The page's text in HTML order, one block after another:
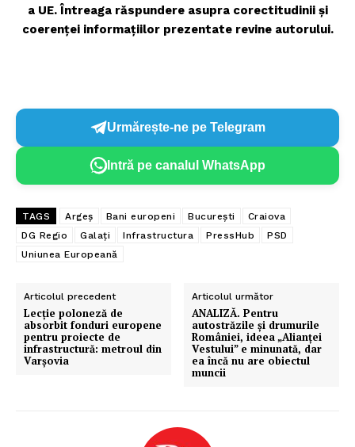
a UE. Întreaga răspundere asupra corectitudinii și
coerenței informațiilor prezentate revine autorului.
Urmărește-ne pe Telegram
Intră pe canalul WhatsApp
TAGS Argeș Bani europeni București
Craiova
DG Regio
Galați Infrastructura PressHub
PSD
Uniunea Europeană
Articolul precedent
Lecție poloneză de
absorbit fonduri europene
pentru proiecte de
infrastructură: metroul din
Varșovia
Articolul următor
ANALIZĂ. Pentru
autostrăzile și drumurile
României, ideea „Alianței
Vestului” e minunată, dar
ea încă nu are obiectul
muncii